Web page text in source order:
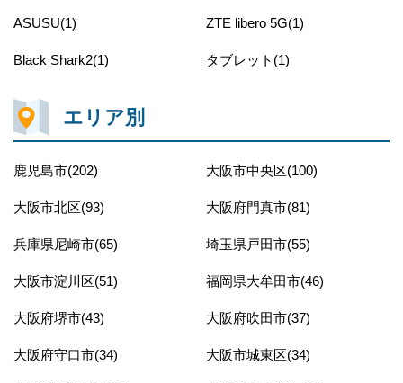
ASUSU(1) ZTE libero 5G(1)
Black Shark2(1) タブレット(1)
エリア別
鹿児島市(202) 大阪市中央区(100)
大阪市北区(93) 大阪府門真市(81)
兵庫県尼崎市(65) 埼玉県戸田市(55)
大阪市淀川区(51) 福岡県大牟田市(46)
大阪府堺市(43) 大阪府吹田市(37)
大阪府守口市(34) 大阪市城東区(34)